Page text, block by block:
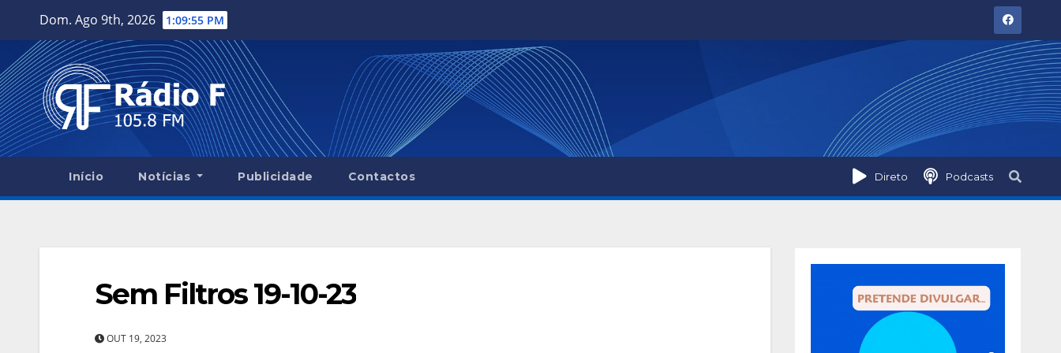
content
Dom. Ago 9th, 2026 1:09:56 PM
Direto Podcasts
Início Notícias Publicidade Contactos
Sem Filtros 19-10-23
OUT 19, 2023